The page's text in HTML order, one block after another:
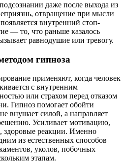
даже после выхода из
отвращение при мысли
внутренний стоп-
— то, что раньше казалось
равнодушие или тревогу.
гипноза
применяют, когда человек
с внутренним
или страхом перед отказом
Гипноз помогает обойти
внушает силой, а направляет
Усиливает мотивацию,
здоровые реакции. Именно
из естественных способов
уколов, побочных
этапам.